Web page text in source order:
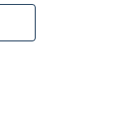
センサー 二酸